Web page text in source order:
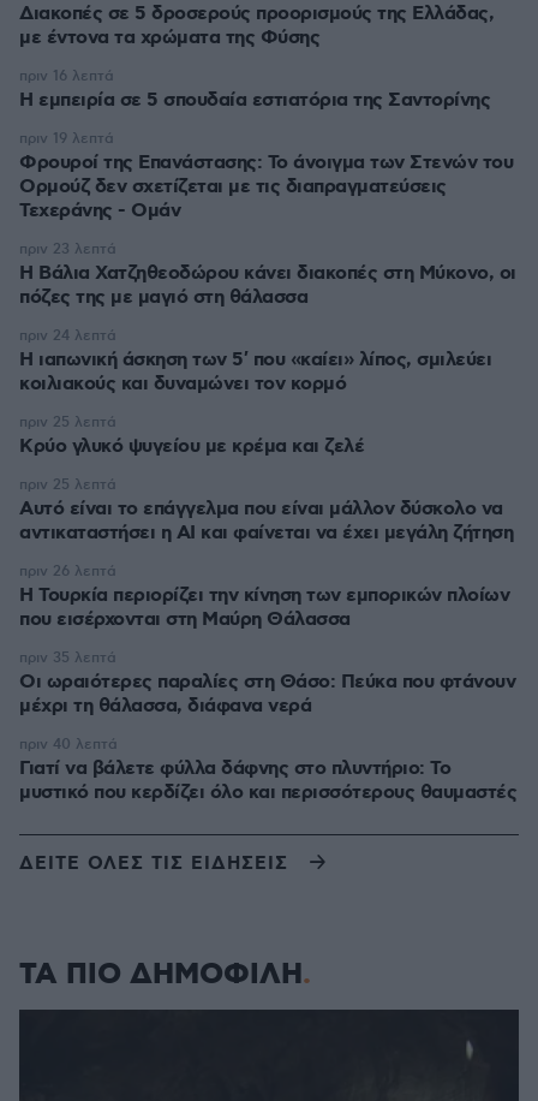
Διακοπές σε 5 δροσερούς προορισμούς της Ελλάδας,
με έντονα τα χρώματα της Φύσης
Η εμπειρία σε 5 σπουδαία εστιατόρια της Σαντορίνης
πριν 16 λεπτά
Φρουροί της Επανάστασης: Το άνοιγμα των Στενών του
Ορμούζ δεν σχετίζεται με τις διαπραγματεύσεις
Τεχεράνης - Ομάν
πριν 19 λεπτά
Η Βάλια Χατζηθεοδώρου κάνει διακοπές στη Μύκονο, οι
πόζες της με μαγιό στη θάλασσα
πριν 23 λεπτά
Η ιαπωνική άσκηση των 5′ που «καίει» λίπος, σμιλεύει
κοιλιακούς και δυναμώνει τον κορμό
πριν 24 λεπτά
Κρύο γλυκό ψυγείου με κρέμα και ζελέ
πριν 25 λεπτά
Αυτό είναι το επάγγελμα που είναι μάλλον δύσκολο να
αντικαταστήσει η AI και φαίνεται να έχει μεγάλη ζήτηση
πριν 25 λεπτά
Η Τουρκία περιορίζει την κίνηση των εμπορικών πλοίων
που εισέρχονται στη Μαύρη Θάλασσα
πριν 26 λεπτά
Οι ωραιότερες παραλίες στη Θάσο: Πεύκα που φτάνουν
μέχρι τη θάλασσα, διάφανα νερά
πριν 35 λεπτά
Γιατί να βάλετε φύλλα δάφνης στο πλυντήριο: Το
μυστικό που κερδίζει όλο και περισσότερους θαυμαστές
πριν 40 λεπτά
ΔΕΙΤΕ ΟΛΕΣ ΤΙΣ ΕΙΔΗΣΕΙΣ
ΤΑ ΠΙΟ ΔΗΜΟΦΙΛΗ